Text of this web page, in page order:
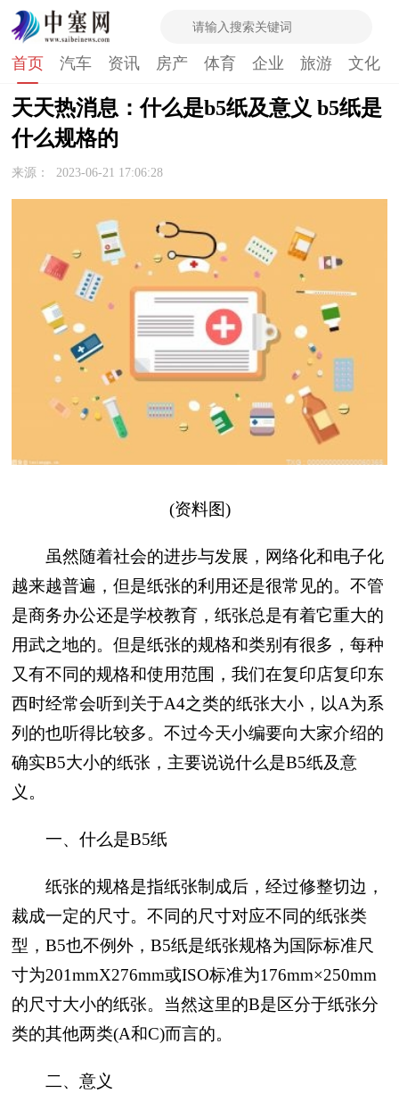
首页 汽车 资讯 房产 体育 企业 旅游 文化
天天热消息：什么是b5纸及意义 b5纸是
什么规格的
来源： 2023-06-21 17:06:28
(资料图)
虽然随着社会的进步与发展，网络化和电子化
越来越普遍，但是纸张的利用还是很常见的。不管
是商务办公还是学校教育，纸张总是有着它重大的
用武之地的。但是纸张的规格和类别有很多，每种
又有不同的规格和使用范围，我们在复印店复印东
西时经常会听到关于A4之类的纸张大小，以A为系
列的也听得比较多。不过今天小编要向大家介绍的
确实B5大小的纸张，主要说说什么是B5纸及意
义。
一、什么是B5纸
纸张的规格是指纸张制成后，经过修整切边，
裁成一定的尺寸。不同的尺寸对应不同的纸张类
型，B5也不例外，B5纸是纸张规格为国际标准尺
寸为201mmX276mm或ISO标准为176mm×250mm
的尺寸大小的纸张。当然这里的B是区分于纸张分
类的其他两类(A和C)而言的。
二、意义